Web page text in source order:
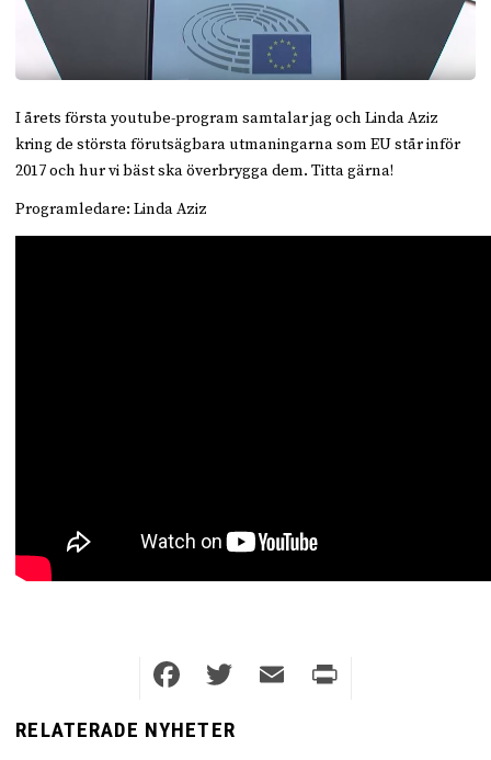
RELATERADE NYHETER
I årets första youtube-program samtalar jag och Linda Aziz
kring de största förutsägbara utmaningarna som EU står inför
2017 och hur vi bäst ska överbrygga dem. Titta gärna!
Programledare: Linda Aziz
Facebook
Twitter
Email